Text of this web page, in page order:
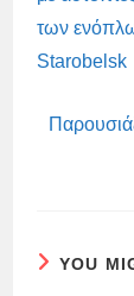
των
Starobelsk
YOU